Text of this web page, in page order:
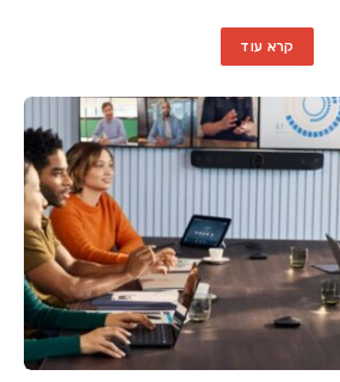
קרא עוד